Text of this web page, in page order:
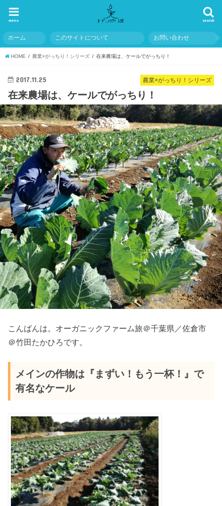
search
menu
ホーム このサイトについて お問い合わせ
HOME 農業×がっちり！シリーズ 在来農場は、ケールでがっちり！
農業×がっちり！シリーズ
2017.11.25
在来農場は、ケールでがっちり！
こんばんは。オーガニックファーム旅＠千葉県／佐倉市
＠竹田たかひろです。
メインの作物は『まずい！もう一杯！』で
有名なケール